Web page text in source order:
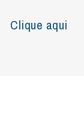
Clique aqui